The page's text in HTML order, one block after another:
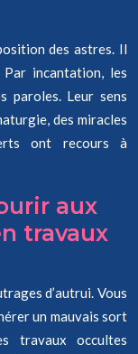
des astres. Il
Par incantation, les
paroles. Leur sens
des miracles
ont recours à
aux
travaux
d’autrui. Vous
un mauvais sort
travaux occultes